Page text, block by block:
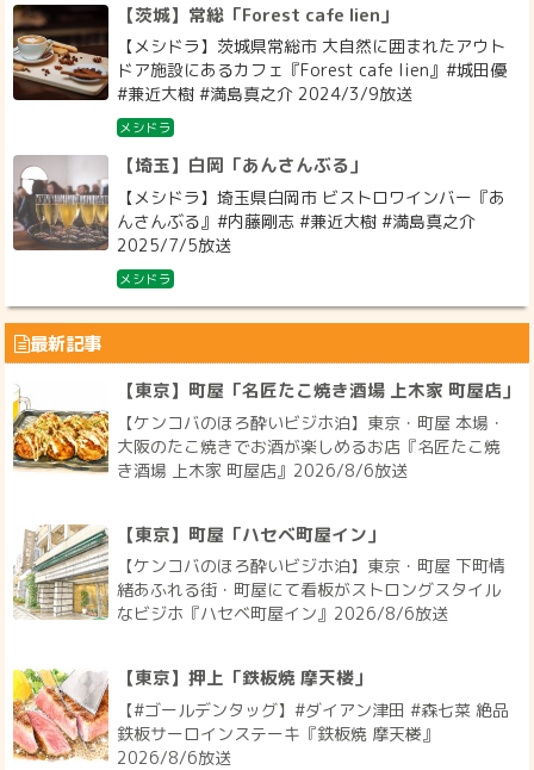
【茨城】常総「Forest cafe lien」
【メシドラ】茨城県常総市 大自然に囲まれたアウト
ドア施設にあるカフェ『Forest cafe lien』#城田優
#兼近大樹 #満島真之介 2024/3/9放送
メシドラ
【埼玉】白岡「あんさんぶる」
【メシドラ】埼玉県白岡市 ビストロワインバー『あ
んさんぶる』#内藤剛志 #兼近大樹 #満島真之介
2025/7/5放送
メシドラ
最新記事
【東京】町屋「名匠たこ焼き酒場 上木家 町屋店」
【ケンコバのほろ酔いビジホ泊】東京・町屋 本場・
大阪のたこ焼きでお酒が楽しめるお店『名匠たこ焼
き酒場 上木家 町屋店』2026/8/6放送
【東京】町屋「ハセベ町屋イン」
【ケンコバのほろ酔いビジホ泊】東京・町屋 下町情
緒あふれる街・町屋にて看板がストロングスタイル
なビジホ『ハセベ町屋イン』2026/8/6放送
【東京】押上「鉄板焼 摩天楼」
【#ゴールデンタッグ】#ダイアン津田 #森七菜 絶品
鉄板サーロインステーキ『鉄板焼 摩天楼』
2026/8/6放送